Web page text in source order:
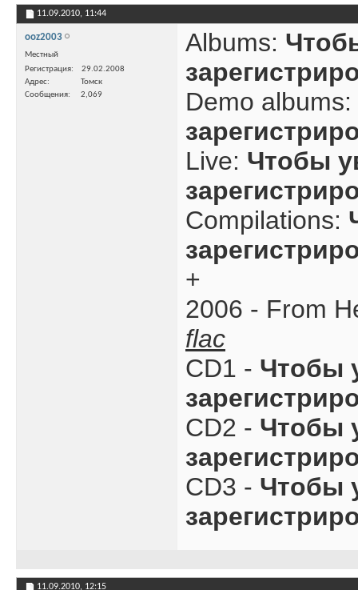
11.09.2010, 11:44
ooz2003
Местный
Регистрация
29.02.2008
Адрес
Томск
Сообщения
2,069
Albums:
Demo albums:
Live: Чтобы
Compilations:
+
2006 - From
flac
CD1 - Чтобы
CD2 - Чтобы
CD3 - Чтобы
11.09.2010, 12:15